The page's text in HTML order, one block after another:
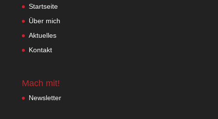
Startseite
Über mich
Aktuelles
Kontakt
Mach mit!
Newsletter